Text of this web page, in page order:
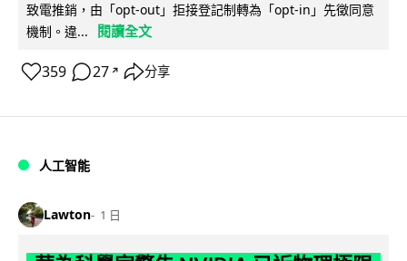
致電推銷，由「opt-out」拒接登記制轉為「opt-in」先徵同意
機制。違...
閱讀全文
359 27 ↗ 分享
人工智能
Lawton 1 日